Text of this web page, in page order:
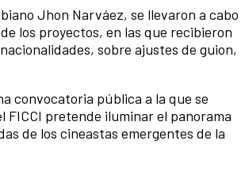
Jhon Narváez, se llevaron a cabo
los proyectos, en las que recibieron
sobre ajustes de guion,
convocatoria pública a la que se
pretende iluminar el panorama
de los cineastas emergentes de la